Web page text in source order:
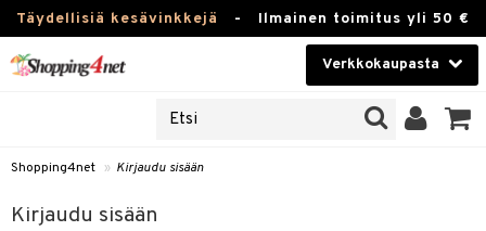
Täydellisiä kesävinkkejä - Ilmainen toimitus yli 50 €
Verkkokaupasta
Piilolinssit
Luontaistuotteet
Shopping4net » Kirjaudu sisään
Kirjaudu sisään
sisään